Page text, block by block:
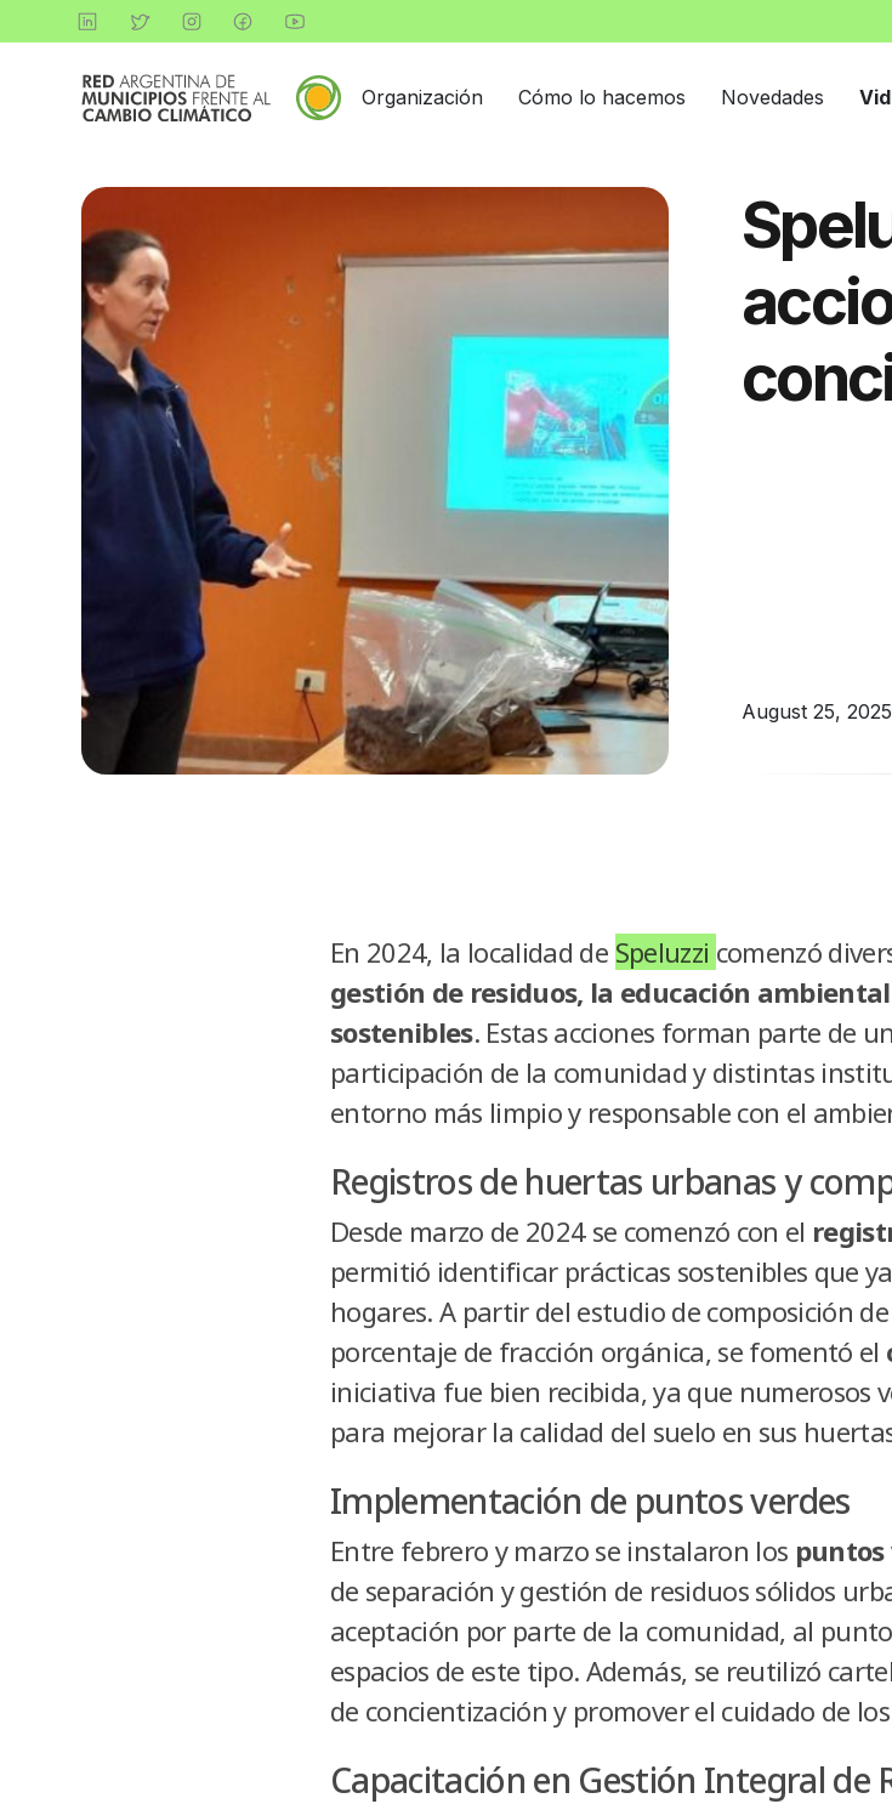
Organización Cómo lo hacemos Novedades
August 25, 2025
En 2024, la localidad de Speluzzi comenzó
gestión de residuos, la educación
sostenibles. Estas acciones forman parte de
participación de la comunidad y distintas
entorno más limpio y responsable con el
Registros de huertas urbanas y
Desde marzo de 2024 se comenzó con el
permitió identificar prácticas sostenibles que
hogares. A partir del estudio de composición
porcentaje de fracción orgánica, se fomentó el
iniciativa fue bien recibida, ya que numerosos
para mejorar la calidad del suelo en sus
Implementación de puntos verdes
Entre febrero y marzo se instalaron los puntos
de separación y gestión de residuos sólidos
aceptación por parte de la comunidad, al
espacios de este tipo. Además, se reutilizó
de concientización y promover el cuidado de
Capacitación en Gestión Integral de